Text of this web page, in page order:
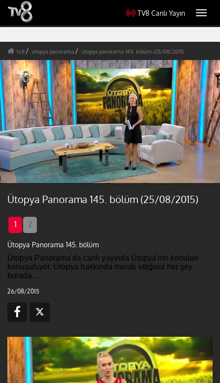
TV8 Canlı Yayın
tv8 ütopya panorama ütopya panorama 145. bölüm (25/08/2015)
Ütopya Panorama 145. bölüm (25/08/2015)
1 2
Ütopya Panorama 145. bölüm
Ütopya Panorama'da canlı yayında Ütopya'nın konuları
konuşuluyor. Ütopya hakkında merak ettiğiniz her şey
burada...
26/08/2015